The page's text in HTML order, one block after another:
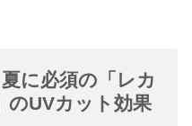
に必須の「レカ
のUVカット効果